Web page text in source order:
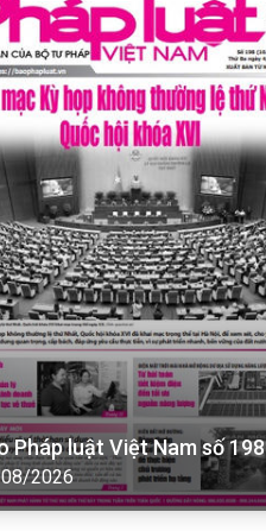
Pháp luật Việt Nam số 198
2026